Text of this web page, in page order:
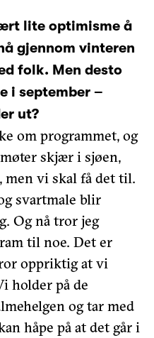
lite optimisme å
gjennom vinteren
folk. Men desto
i september –
ut?
om programmet, og
skjær i sjøen,
men vi skal få det til.
svartmale blir
Og nå tror jeg
til noe. Det er
oppriktig at vi
holder på de
og tar med
håpe på at det går i